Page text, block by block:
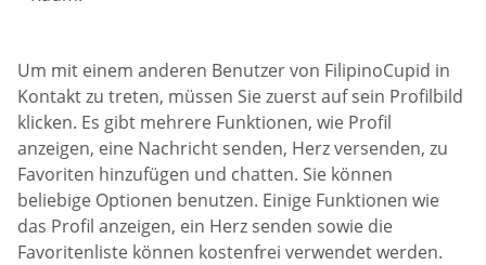
Um mit einem anderen Benutzer von FilipinoCupid in
Kontakt zu treten, müssen Sie zuerst auf sein Profilbild
klicken. Es gibt mehrere Funktionen, wie Profil
anzeigen, eine Nachricht senden, Herz versenden, zu
Favoriten hinzufügen und chatten. Sie können
beliebige Optionen benutzen. Einige Funktionen wie
das Profil anzeigen, ein Herz senden sowie die
Favoritenliste können kostenfrei verwendet werden.